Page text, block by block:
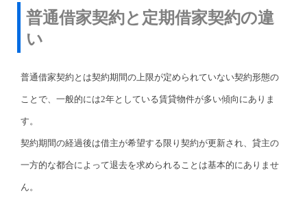
普通借家契約と定期借家契約の違
い
普通借家契約とは契約期間の上限が定められていない契約形態の
ことで、一般的には2年としている賃貸物件が多い傾向にありま
す。
契約期間の経過後は借主が希望する限り契約が更新され、貸主の
一方的な都合によって退去を求められることは基本的にありませ
ん。